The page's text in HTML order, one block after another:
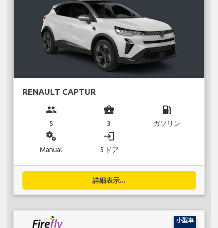
RENAULT CAPTUR
group
5
business_center
3
local_gas_station
ガソリン
miscellaneous_services
Manual
login
5 ドア
詳細表示...
小型車